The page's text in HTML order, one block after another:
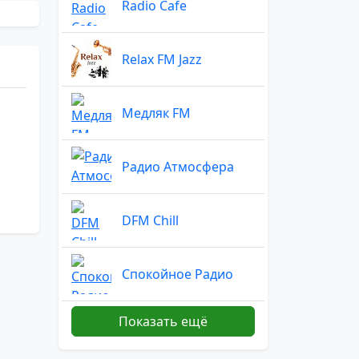
Radio Cafe
Relax FM Jazz
Медляк FM
Радио Атмосфера
DFM Chill
Спокойное Радио
Light - Европа Плюс
Показать ещё